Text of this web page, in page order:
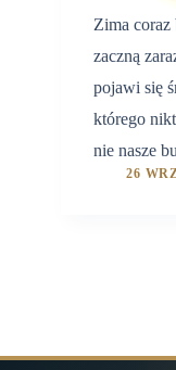
Zima coraz
zaczną
pojawi się
którego
nie nasze
26